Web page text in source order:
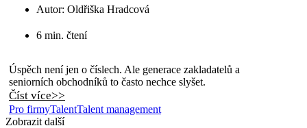
Autor: Oldřiška Hradcová
6 min. čtení
Úspěch není jen o číslech. Ale generace zakladatelů a
seniorních obchodníků to často nechce slyšet.
Číst více>>
Pro firmyTalentTalent management
Zobrazit další